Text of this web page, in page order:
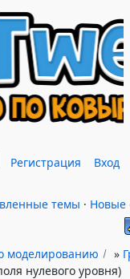
Регистрация Вход
темы · Новые
моделированию »
нулевого уровня)